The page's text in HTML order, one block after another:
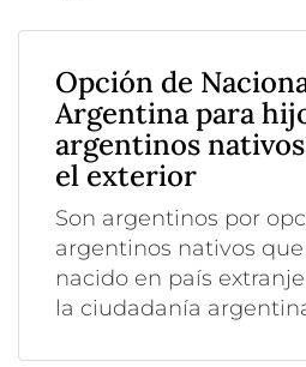
Opción de
Argentina para
argentinos
el exterior
Son argentinos por
argentinos nativos
nacido en país
la ciudadanía